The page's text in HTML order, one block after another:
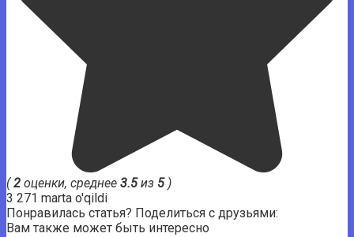
(2 оценки, среднее 3.5из 5)
3 271 marta o'qildi
Понравилась статья? Поделиться с друзьями:
Вам также может быть интересно